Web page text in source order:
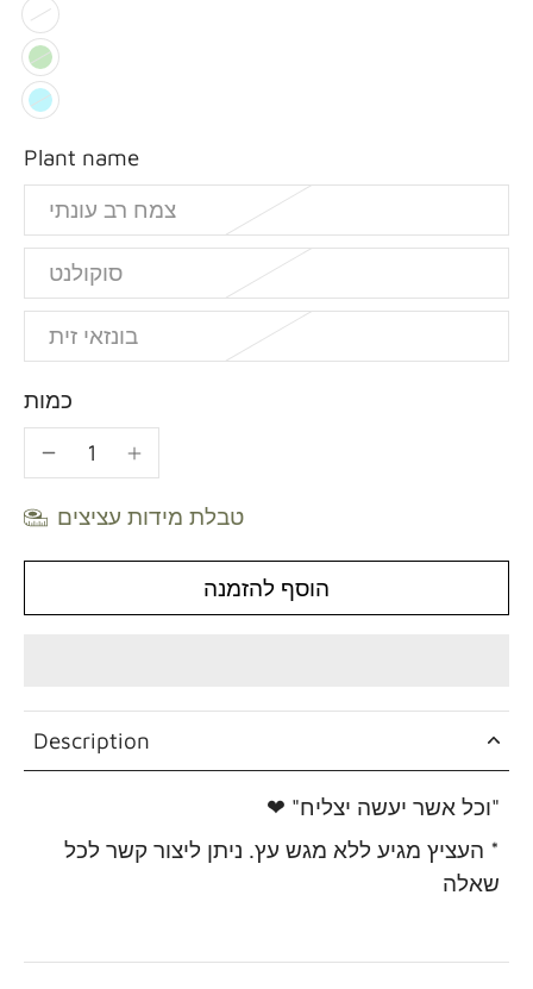
Plant name
צמח רב עונתי
סוקולנט
בונזאי זית
כמות
טבלת מידות עציצים
הוסף להזמנה
Description
"וכל אשר יעשה יצליח" ❤
* העציץ מגיע ללא מגש עץ. ניתן ליצור קשר לכל
שאלה